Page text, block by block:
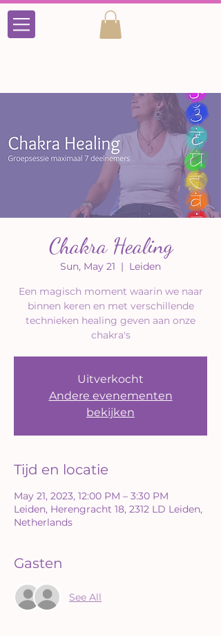
Chakra Healing
Sun, May 21
  |
Leiden
Een magisch moment waarin we naar
binnen keren en met verschillende
technieken healing geven aan onze
chakra's
Uitverkocht
Andere evenementen
bekijken
Tijd en locatie
May 21, 2023, 12:00 PM – 3:30 PM
Leiden, Herengracht 18, 2312 LD Leiden,
Netherlands
Gasten
See All